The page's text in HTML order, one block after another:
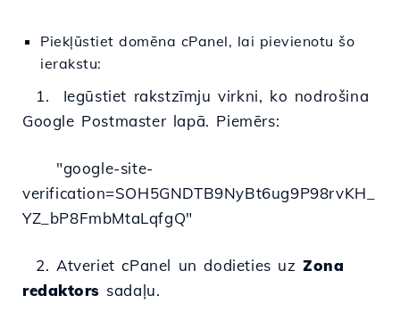
Piekļūstiet domēna cPanel, lai pievienotu šo
ierakstu:
1. Iegūstiet rakstzīmju virkni, ko nodrošina
Google Postmaster lapā. Piemērs:
"google-site-
verification=SOH5GNDTB9NyBt6ug9P98rvKH_
YZ_bP8FmbMtaLqfgQ"
2. Atveriet cPanel un dodieties uzZona
redaktors sadaļu.